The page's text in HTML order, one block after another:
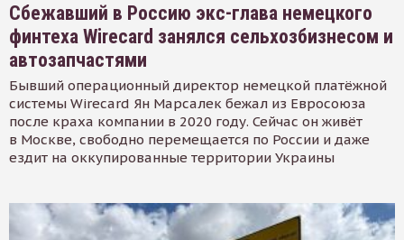
Сбежавший в Россию экс-глава немецкого
финтеха Wirecard занялся сельхозбизнесом и
автозапчастями
Бывший операционный директор немецкой платёжной
системы Wirecard Ян Марсалек бежал из Евросоюза
после краха компании в 2020 году. Сейчас он живёт
в Москве, свободно перемещается по России и даже
ездит на оккупированные территории Украины